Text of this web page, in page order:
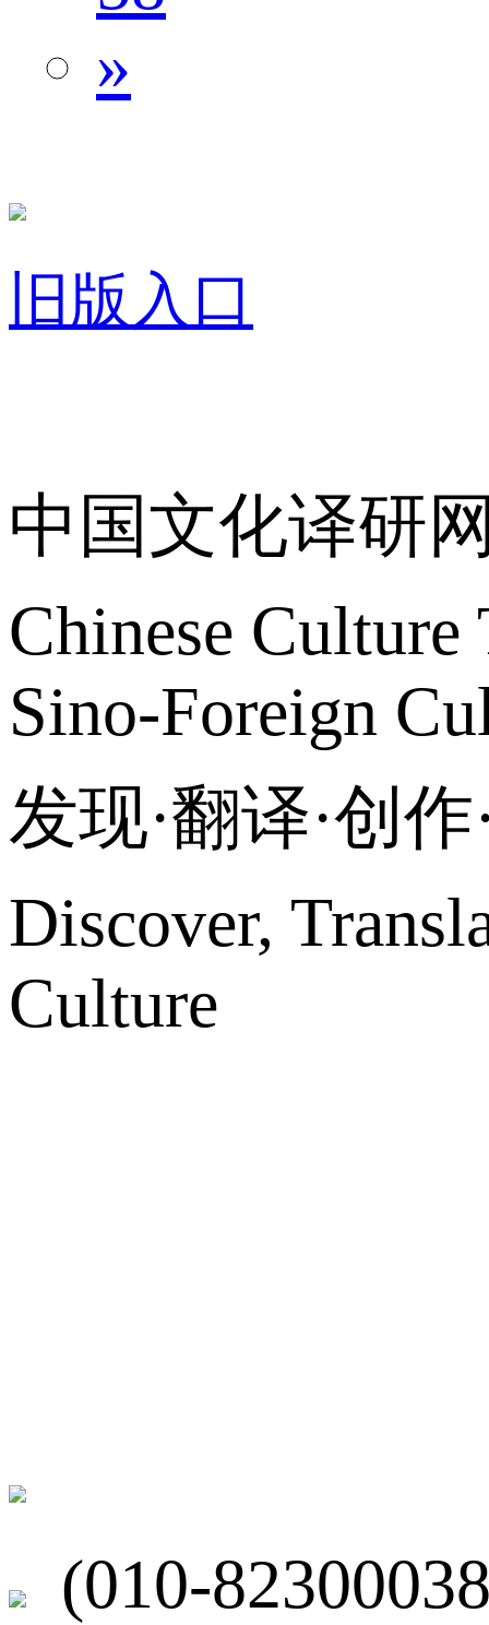
»
旧版入口
中国文化译研
Chinese
Sino-Foreign
发现·翻译·创
Discover,
Culture
(010-